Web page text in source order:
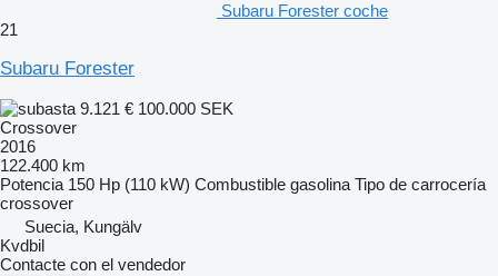
Subaru Forester coche
21
Subaru Forester
9.121 € 100.000 SEK
Crossover
2016
122.400 km
Potencia 150 Hp (110 kW) Combustible gasolina Tipo de carrocería
crossover
Suecia, Kungälv
Kvdbil
Contacte con el vendedor